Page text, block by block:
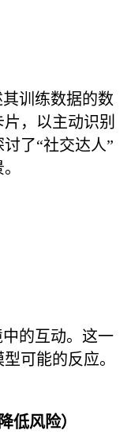
训练数据的数
，以主动识别
了“社交达人”
的互动。这一
可能的反应。
低风险）